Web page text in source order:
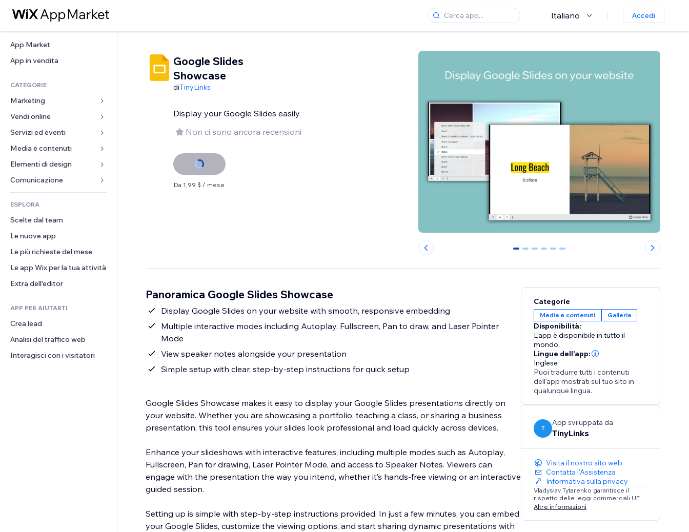
Italiano Accedi
App Market
App in vendita
CATEGORIE
Marketing
Inserzioni
Mobile
Dati analitici
Inserzioni sito
Email
Vendi online
App per Stores
Spedizione e consegna
Tasti Vendi
Amministrazione
Buoni e programmi fedeltà
Servizi ed eventi
Hotel
Eventi
Ristoranti
Immobiliare
Prenotazioni
Media e contenuti
Galleria
Musica
Podcast
Fotografia
Video
PDF
Condivisione file
Elementi di design
Mappe e navigazione
Privacy e sicurezza
Orologio
Template per pagine
Effetti immagine
Tasti e menu
Banner e badge
Calcolatrici
Cerca
Meteo
Grafici e tabelle
Moduli
Sondaggi
Chat
Commenti
Telefono
Community
Recensioni e testimonial
CRM
ESPLORA
Scelte dal team
Le nuove app
Le più richieste del mese
Le app Wix per la tua attività
Extra dell'editor
APP PER AIUTARTI
Crea lead
Analisi del traffico web
Interagisci con i visitatori
Google Slides
Showcase
diTinyLinks
Display your Google Slides easily
Non ci sono ancora recensioni
Da 1,99 $ / mese
0 1 2 3 4 5
Panoramica Google Slides Showcase
Display Google Slides on your website with smooth, responsive embedding
Multiple interactive modes including Autoplay, Fullscreen, Pan to draw, and Laser Pointer
Mode
View speaker notes alongside your presentation
Simple setup with clear, step-by-step instructions for quick setup
Google Slides Showcase makes it easy to display your Google Slides presentations directly on
your website. Whether you are showcasing a portfolio, teaching a class, or sharing a business
presentation, this tool ensures your slides look professional and load quickly across devices.
Enhance your slideshows with interactive features, including multiple modes such as Autoplay,
Fullscreen, Pan for drawing, Laser Pointer Mode, and access to Speaker Notes. Viewers can
engage with the presentation the way you intend, whether it’s hands-free viewing or an interactive
guided session.
Setting up is simple with step-by-step instructions provided. In just a few minutes, you can embed
your Google Slides, customize the viewing options, and start sharing dynamic presentations with
Categorie
Media e contenuti Galleria
Disponibilità:
L'app è disponibile in tutto il
mondo.
Lingue dell'app:
Inglese
Puoi tradurre tutti i contenuti
dell'app mostrati sul tuo sito in
qualunque lingua.
T
App sviluppata da
TinyLinks
Visita il nostro sito web
Contatta l'Assistenza
Informativa sulla privacy
Vladyslav Tytarenko garantisce il
rispetto delle leggi commerciali UE.
Altre informazioni